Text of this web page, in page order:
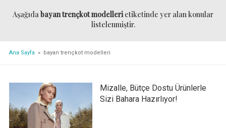
Aşağıdabayan trençkot modellerietiketinde yer alan konular
listelenmiştir.
Ana Sayfa » bayan trençkot modelleri
Mizalle, Bütçe Dostu Ürünlerle
Sizi Bahara Hazırlıyor!